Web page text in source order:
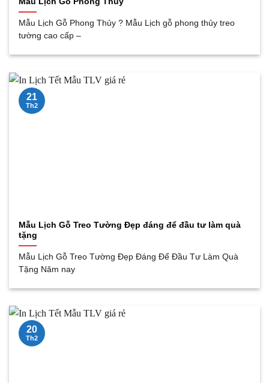
Mẫu Lịch Gỗ Phong Thủy ? Mẫu Lịch gỗ phong thủy treo
tường cao cấp –
Mẫu Lịch Gỗ Treo Tường Đẹp đáng để đầu tư làm quà
tặng
Mẫu Lịch Gỗ Treo Tường Đẹp Đáng Để Đầu Tư Làm Quà
Tặng Năm nay
21
Th2
20
Th2